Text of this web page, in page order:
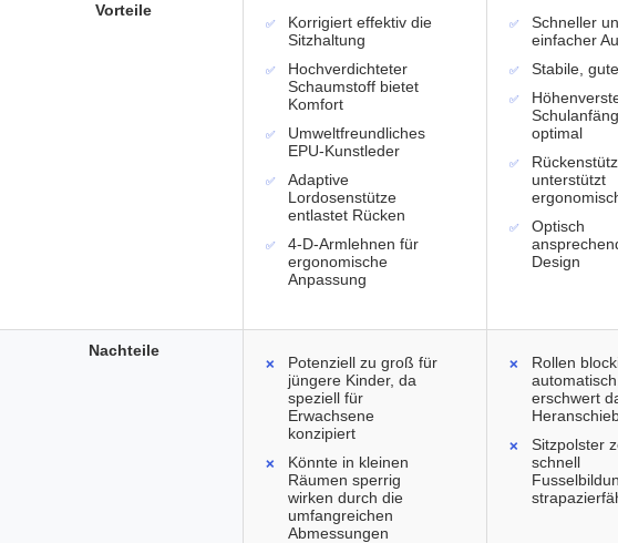
Korrigiert effektiv die
Sitzhaltung
Hochverdichteter
Schaumstoff bietet
Komfort
Umweltfreundliches
EPU-Kunstleder
Adaptive
Lordosenstütze
entlastet Rücken
4-D-Armlehnen für
ergonomische
Anpassung
Schneller
einfacher
Stabile,
optimal
unterstützt
Optisch
Design
Potenziell zu groß für
jüngere Kinder, da
speziell für
Erwachsene
konzipiert
Könnte in kleinen
Räumen sperrig
wirken durch die
umfangreichen
Abmessungen
Rollen
automatisch,
erschwert
Sitzpolster
schnell
Vorteile
Nachteile